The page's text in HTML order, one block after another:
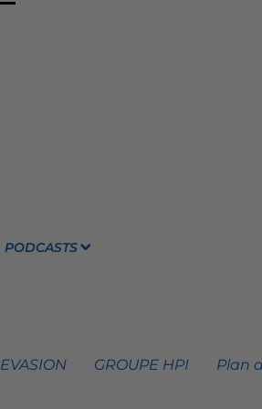
PODCASTS
GROUPE HPI Plan